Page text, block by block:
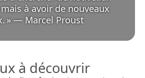
à avoir de nouveaux
» — Marcel Proust
à découvrir